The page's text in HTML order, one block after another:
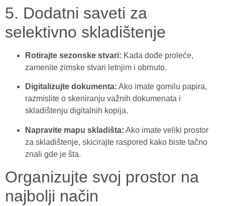
5. Dodatni saveti za
selektivno skladištenje
Rotirajte sezonske stvari: Kada dođe proleće,
zamenite zimske stvari letnjim i obrnuto.
Digitalizujte dokumenta: Ako imate gomilu papira,
razmislite o skeniranju važnih dokumenata i
skladištenju digitalnih kopija.
Napravite mapu skladišta: Ako imate veliki prostor
za skladištenje, skicirajte raspored kako biste tačno
znali gde je šta.
Organizujte svoj prostor na
najbolji način